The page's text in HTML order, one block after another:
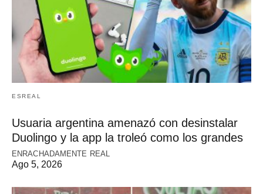
ESREAL
Usuaria argentina amenazó con desinstalar
Duolingo y la app la troleó como los grandes
ENRACHADAMENTE REAL
Ago 5, 2026